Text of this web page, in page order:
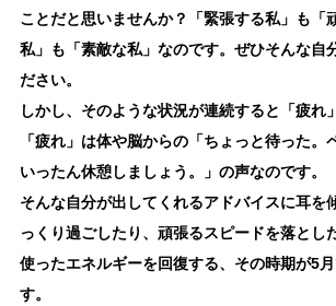
ことだと思いませんか？「緊張する私」も「
私」も「素敵な私」なのです。ぜひそんな自
ださい。
しかし、そのような状況が連続すると「疲れ
「疲れ」は体や脳からの「ちょっと待った。
いったん休憩しましょう。」の声なのです。
そんな自分が出してくれるアドバイスに耳を
っくり過ごしたり、頑張るスピードを落とし
使ったエネルギーを回復する、その時期が5
す。